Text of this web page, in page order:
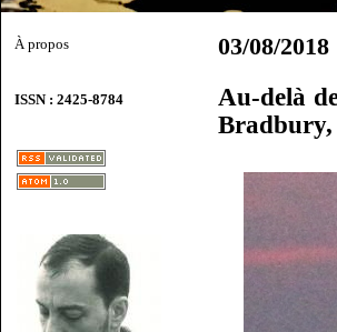
À propos
ISSN : 2425-8784
03/08/2018
Au-delà